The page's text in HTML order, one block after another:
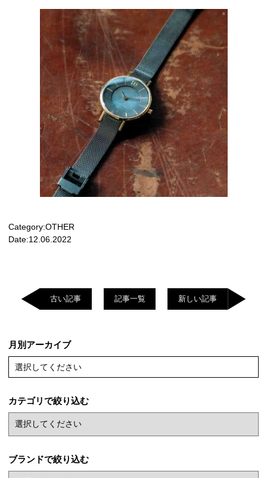
Category:OTHER
Date:12.06.2022
古い記事 記事一覧 新しい記事
月別アーカイブ
選択してください
カテゴリで絞り込む
ブランドで絞り込む